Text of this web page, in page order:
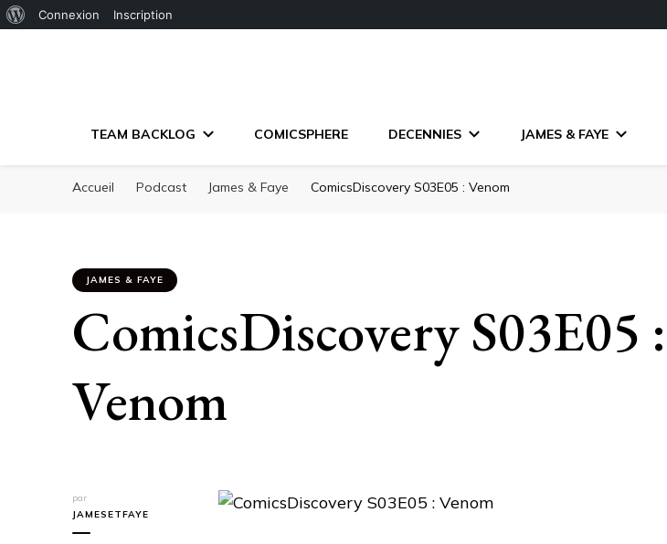
Connexion Inscription
TEAM BACKLOG COMICSPHERE DECENNIES JAMES & FAYE
Accueil Podcast James & Faye ComicsDiscovery S03E05 : Venom
JAMES & FAYE
ComicsDiscovery S03E05 :
Venom
par
JAMESETFAYE